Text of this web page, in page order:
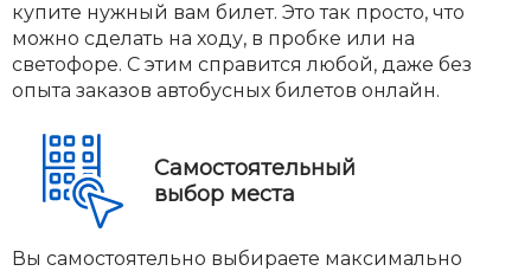
купите нужный вам билет. Это так просто, что
можно сделать на ходу, в пробке или на
светофоре. С этим справится любой, даже без
опыта заказов автобусных билетов онлайн.
Самостоятельный
выбор места
Вы самостоятельно выбираете максимально